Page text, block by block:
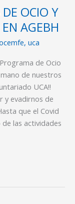
OCIO Y
AGEBH
, uca
de Ocio
de nuestros
UCA!!
y evadirnos de
que el Covid
las actividades